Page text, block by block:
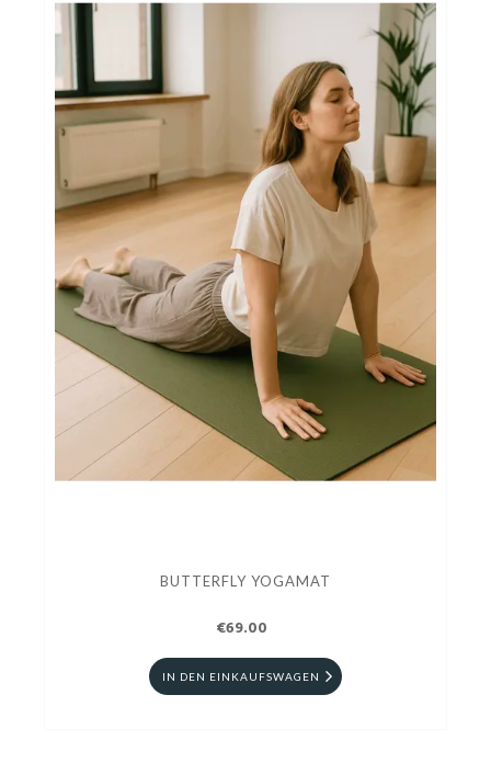
BUTTERFLY YOGAMAT
€69.00
IN DEN EINKAUFSWAGEN